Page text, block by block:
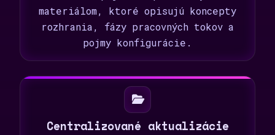
materiálom, ktoré opisujú koncepty
rozhrania, fázy pracovných tokov a
pojmy konfigurácie.
Centralizované aktualizácie